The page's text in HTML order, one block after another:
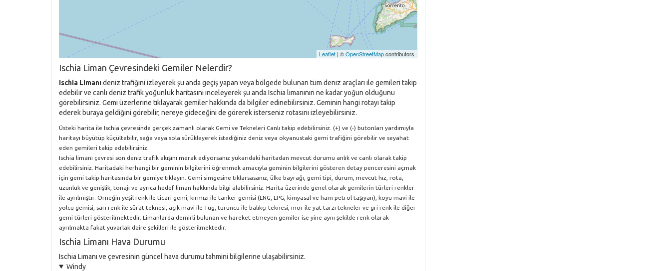
Leaflet | ©OpenStreetMapcontributors
Ischia Liman Çevresindeki Gemiler Nelerdir?
Ischia Limanıdeniz trafiğini izleyerek şu anda geçiş yapan veya bölgede bulunan tüm deniz araçları ile gemileri takip
edebilir ve canlı deniz trafik yoğunluk haritasını inceleyerek şu anda Ischia limanının ne kadar yoğun olduğunu
görebilirsiniz. Gemi üzerlerine tıklayarak gemiler hakkında da bilgiler edinebilirsiniz. Geminin hangi rotayı takip
ederek buraya geldiğini görebilir, nereye gideceğini de görerek isterseniz rotasını izleyebilirsiniz.
Üsteki harita ile Ischia çevresinde gerçek zamanlı olarak Gemi ve Tekneleri Canlı takip edebilirsiniz. (+) ve (-) butonları yardımıyla
haritayı büyütüp küçültebilir, sağa veya sola sürükleyerek istediğiniz deniz veya okyanustaki gemi trafiğini görebilir ve seyahat
eden gemileri takip edebilirsiniz.
Ischia limanı çevresi son deniz trafik akışını merak ediyorsanız yukarıdaki haritadan mevcut durumu anlık ve canlı olarak takip
edebilirsiniz. Haritadaki herhangi bir geminin bilgilerini öğrenmek amacıyla geminin bilgilerini gösteren detay penceresini açmak
için gemi takip haritasında bir gemiye tıklayın. Gemi simgesine tıklarsasanız, ülke bayrağı, gemi tipi, durum, mevcut hız, rota,
uzunluk ve genişlik, tonajı ve ayrıca hedef liman hakkında bilgi alabilirsiniz. Harita üzerinde genel olarak gemilerin türleri renkler
ile ayrılmıştır. Örneğin yeşil renk ile ticari gemi, kırmızı ile tanker gemisi (LNG, LPG, kimyasal ve ham petrol taşıyan), koyu mavi ile
yolcu gemisi, sarı renk ile sürat teknesi, açık mavi ile Tug, turuncu ile balıkçı teknesi, mor ile yat tarzı tekneler ve gri renk ile diğer
gemi türleri gösterilmektedir. Limanlarda demirli bulunan ve hareket etmeyen gemiler ise yine aynı şekilde renk olarak
ayrılmakta fakat yuvarlak daire şekilleri ile gösterilmektedir.
Ischia Limanı Hava Durumu
Ischia Limanı ve çevresinin güncel hava durumu tahmini bilgilerine ulaşabilirsiniz.
Windy